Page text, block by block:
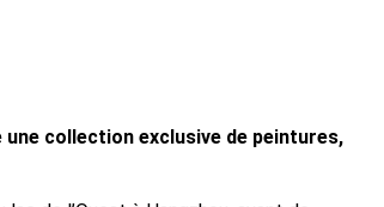
collection exclusive de peintures,